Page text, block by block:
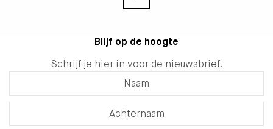
Blijf op de hoogte
Schrijf je hier in voor de nieuwsbrief.